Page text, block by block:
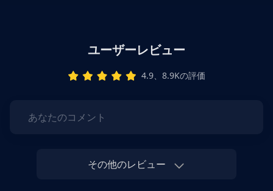
ユーザーレビュー
4.9、8.9Kの評価
あなたのコメント
その他のレビュー